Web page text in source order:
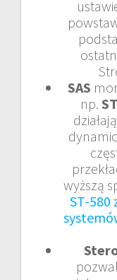
SAS
np.
wyższą
ST-580